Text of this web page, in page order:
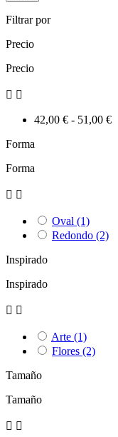
Filtrar por
Precio
Precio
 
42,00 € - 51,00 €
Forma
Forma
 
Oval (1)
Redondo (2)
Inspirado
Inspirado
 
Arte (1)
Flores (2)
Tamaño
Tamaño
 